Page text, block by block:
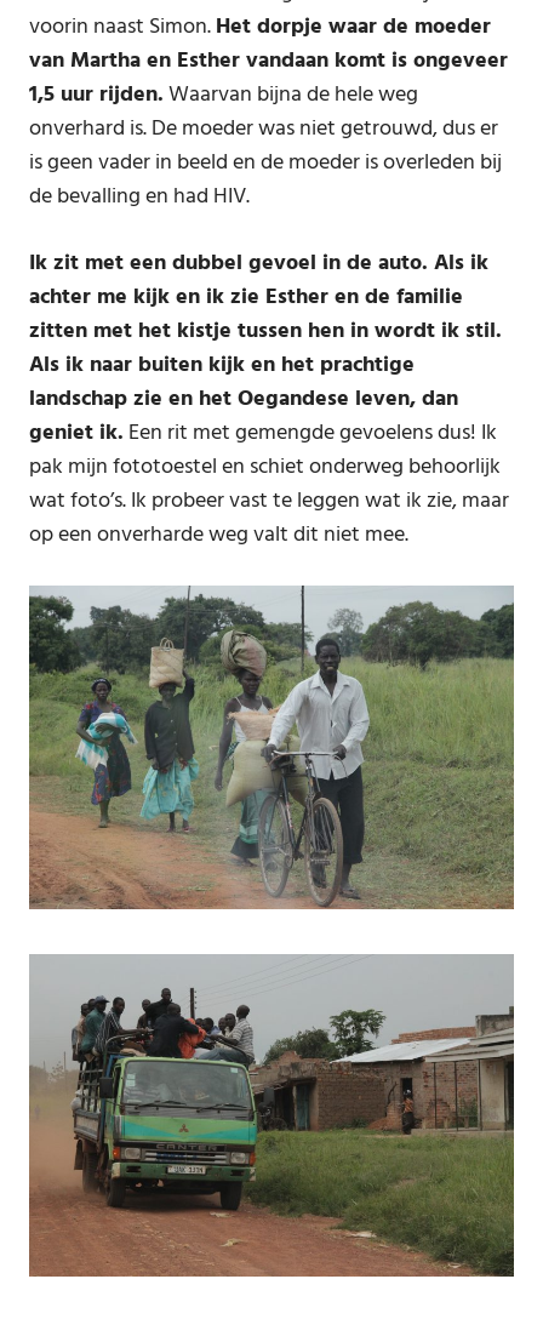
voorin naast Simon.Het dorpje waar de moeder
van Martha en Esther vandaan komt is ongeveer
1,5 uur rijden.Waarvan bijna de hele weg
onverhard is. De moeder was niet getrouwd, dus er
is geen vader in beeld en de moeder is overleden bij
de bevalling en had HIV.
Ik zit met een dubbel gevoel in de auto. Als ik
achter me kijk en ik zie Esther en de familie
zitten met het kistje tussen hen in wordt ik stil.
Als ik naar buiten kijk en het prachtige
landschap zie en het Oegandese leven, dan
geniet ik. Een rit met gemengde gevoelens dus! Ik
pak mijn fototoestel en schiet onderweg behoorlijk
wat foto’s. Ik probeer vast te leggen wat ik zie, maar
op een onverharde weg valt dit niet mee.